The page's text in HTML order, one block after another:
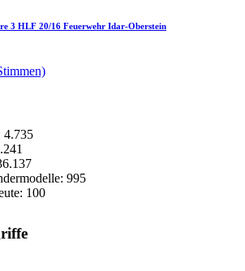
3 HLF 20/16 Feuerwehr Idar-Oberstein
4.735
995
100